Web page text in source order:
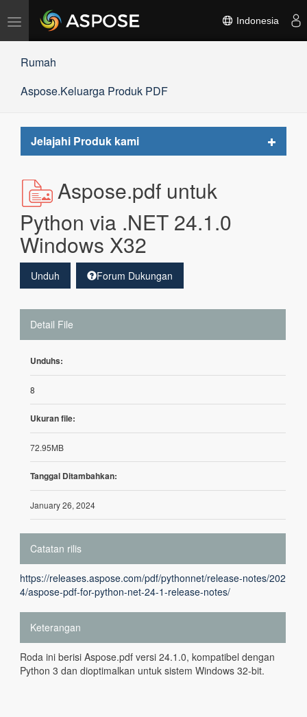
Alihkan
navigasi
Indonesia
Rumah
Aspose.Keluarga Produk PDF
Jelajahi Produk kami
Toggle
Aspose.pdf untuk
Python via .NET 24.1.0
Windows X32
Unduh Forum Dukungan
Detail File
Unduhs:
8
Ukuran file:
72.95MB
Tanggal Ditambahkan:
January 26, 2024
Catatan rilis
https://releases.aspose.com/pdf/pythonnet/release-notes/202
4/aspose-pdf-for-python-net-24-1-release-notes/
Keterangan
Roda ini berisi Aspose.pdf versi 24.1.0, kompatibel dengan
Python 3 dan dioptimalkan untuk sistem Windows 32-bit.